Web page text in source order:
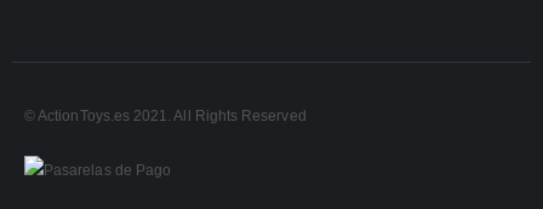
© ActionToys.es 2021. All Rights Reserved